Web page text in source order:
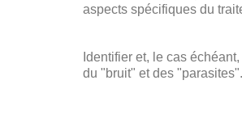
aspects spécifiques du
Identifier et, le cas
du "bruit" et des